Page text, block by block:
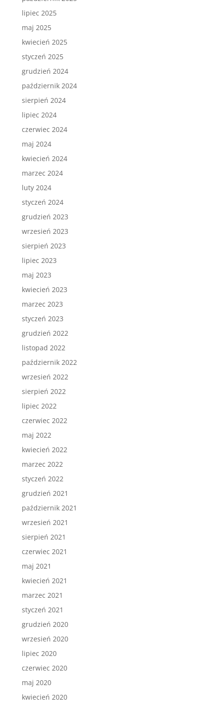
lipiec 2025
maj 2025
kwiecień 2025
styczeń 2025
grudzień 2024
październik 2024
sierpień 2024
lipiec 2024
czerwiec 2024
maj 2024
kwiecień 2024
marzec 2024
luty 2024
styczeń 2024
grudzień 2023
wrzesień 2023
sierpień 2023
lipiec 2023
maj 2023
kwiecień 2023
marzec 2023
styczeń 2023
grudzień 2022
listopad 2022
październik 2022
wrzesień 2022
sierpień 2022
lipiec 2022
czerwiec 2022
maj 2022
kwiecień 2022
marzec 2022
styczeń 2022
grudzień 2021
październik 2021
wrzesień 2021
sierpień 2021
czerwiec 2021
maj 2021
kwiecień 2021
marzec 2021
styczeń 2021
grudzień 2020
wrzesień 2020
lipiec 2020
czerwiec 2020
maj 2020
kwiecień 2020